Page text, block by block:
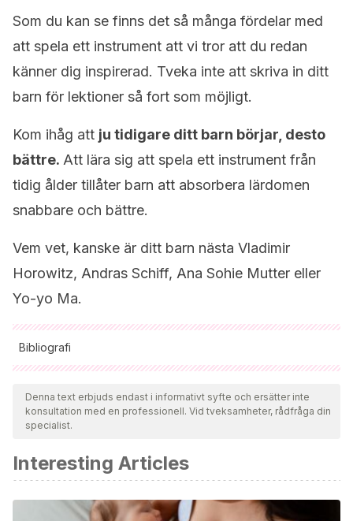
Som du kan se finns det så många fördelar med
att spela ett instrument att vi tror att du redan
känner dig inspirerad. Tveka inte att skriva in ditt
barn för lektioner så fort som möjligt.
Kom ihåg att ju tidigare ditt barn börjar, desto
bättre. Att lära sig att spela ett instrument från
tidig ålder tillåter barn att absorbera lärdomen
snabbare och bättre.
Vem vet, kanske är ditt barn nästa Vladimir
Horowitz, Andras Schiff, Ana Sohie Mutter eller
Yo-yo Ma.
Bibliografi
Samtliga citerade källor har granskats noggrant av vårt team
för att säkerställa deras kvalitet, tillförlitlighet, aktualitet och
giltighet. Bibliografin för denna artikel ansågs vara tillförlitlig
Albornoz, Y.(2009). Emoción, música y aprendizaje
significativo.Educere,13(44).
https://www.redalyc.org:9444/error.xhtml?cid=306728
Denna text erbjuds endast i informativt syfte och ersätter inte
konsultation med en professionell. Vid tveksamheter, rådfråga din
specialist.
Interesting Articles